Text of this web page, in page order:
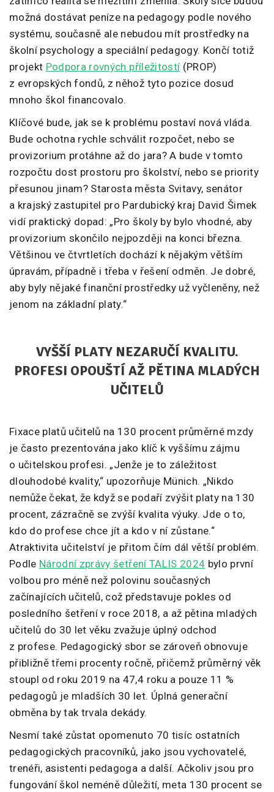
možná dostávat peníze na pedagogy podle nového
systému, současně ale nebudou mít prostředky na
školní psychology a speciální pedagogy. Končí totiž
projekt Podpora rovných příležitostí (PROP)
z evropských fondů, z něhož tyto pozice dosud
mnoho škol financovalo.
Klíčové bude, jak se k problému postaví nová vláda.
Bude ochotna rychle schválit rozpočet, nebo se
provizorium protáhne až do jara? A bude v tomto
rozpočtu dost prostoru pro školství, nebo se priority
přesunou jinam? Starosta města Svitavy, senátor
a krajský zastupitel pro Pardubický kraj David Šimek
vidí praktický dopad: „Pro školy by bylo vhodné, aby
provizorium skončilo nejpozději na konci března.
Většinou ve čtvrtletích dochází k nějakým větším
úpravám, případně i třeba v řešení odměn. Je dobré,
aby byly nějaké finanční prostředky už vyčleněny, než
jenom na základní platy.“
VYŠŠÍ PLATY NEZARUČÍ KVALITU.
PROFESI OPOUŠTÍ AŽ PĚTINA MLADÝCH
UČITELŮ
Fixace platů učitelů na 130 procent průměrné mzdy
je často prezentována jako klíč k vyššímu zájmu
o učitelskou profesi. „Jenže je to záležitost
dlouhodobé kvality,“ upozorňuje Münich. „Nikdo
nemůže čekat, že když se podaří zvýšit platy na 130
procent, zázračně se zvýší kvalita výuky. Jde o to,
kdo do profese chce jít a kdo v ní zůstane.“
Atraktivita učitelství je přitom čím dál větší problém.
Podle Národní zprávy šetření TALIS 2024 bylo první
volbou pro méně než polovinu současných
začínajících učitelů, což představuje pokles od
posledního šetření v roce 2018, a až pětina mladých
učitelů do 30 let věku zvažuje úplný odchod
z profese. Pedagogický sbor se zároveň obnovuje
přibližně třemi procenty ročně, přičemž průměrný věk
stoupl od roku 2019 na 47,4 roku a pouze 11 %
pedagogů je mladších 30 let. Úplná generační
obměna by tak trvala dekády.
Nesmí také zůstat opomenuto 70 tisíc ostatních
pedagogických pracovníků, jako jsou vychovatelé,
trenéři, asistenti pedagoga a další. Ačkoliv jsou pro
fungování škol neméně důležití, meta 130 procent se